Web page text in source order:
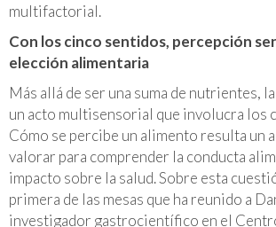
multifactorial.
Con los cinco sentidos, percepción
elección alimentaria
Más allá de ser una suma de nutrientes,
un acto multisensorial que involucra los
Cómo se percibe un alimento resulta un
valorar para comprender la conducta
impacto sobre la salud. Sobre esta
primera de las mesas que ha reunido a
investigador gastrocientífico en el